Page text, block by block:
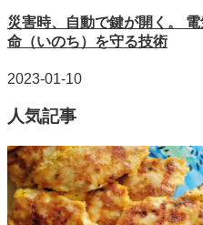
災害時、自動で鍵が開く。
命（いのち）を守る技術
2023-01-10
人気記事